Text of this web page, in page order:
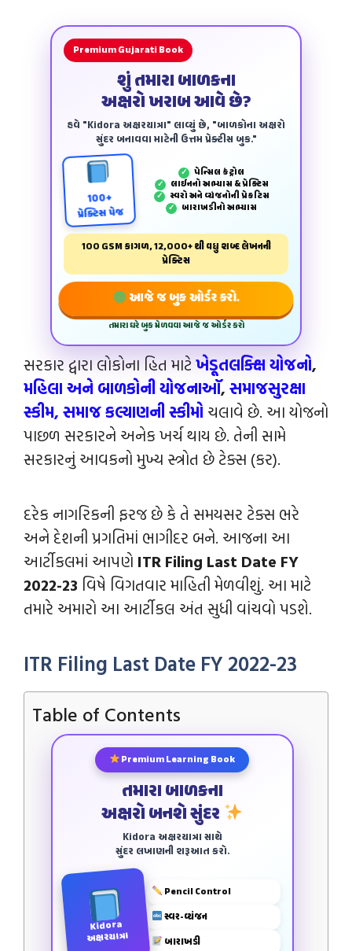
Premium Gujarati Book
શું તમારા બાળકના
અક્ષરો ખરાબ આવે છે?
હવે "Kidora અક્ષરયાત્રા" લાવ્યું છે, "બાળકોના અક્ષરો
સુંદર બનાવવા માટેની ઉત્તમ પ્રેક્ટીસ બુક."
100+
પ્રેક્ટિસ પેજ
✓ પેન્‍સિલ કંટ્રોલ
✓ લાઈનનો અભ્યાસ & પ્રેક્ટિસ
✓ સ્વરો અને વ્યંજનોની પ્રેકટિસ
✓ બારાખડીનો અભ્યાસ
100 GSM કાગળ, 12,000+ થી વધુ શબ્દ લેખનની
પ્રેક્ટિસ
આજે જ બુક ઓર્ડર કરો.
તમારા ઘરે બુક મેળવવા આજે જ ઓર્ડર કરો
સરકાર દ્વારા લોકોના હિત માટે ખેડૂતલક્ક્ષિ યોજનો,
મહિલા અને બાળકોની યોજનાઑ, સમાજસુરક્ષા
સ્કીમ, સમાજ કલ્યાણની સ્કીમો ચલાવે છે. આ યોજનો
પાછળ સરકારને અનેક ખર્ચ થાય છે. તેની સામે
સરકારનું આવકનો મુખ્ય સ્ત્રોત છે ટેક્સ (કર).
દરેક નાગરિકની ફરજ છે કે તે સમયસર ટેક્સ ભરે
અને દેશની પ્રગતિમાં ભાગીદર બને. આજના આ
આર્ટીકલમાં આપણે ITR Filing Last Date FY
2022-23 વિષે વિગતવાર માહિતી મેળવીશું. આ માટે
તમારે અમારો આ આર્ટીકલ અંત સુધી વાંચવો પડશે.
ITR Filing Last Date FY 2022-23
Table of Contents
Premium Learning Book
તમારા બાળકના
અક્ષરો બનશે સુંદર
Kidora અક્ષરયાત્રા સાથે
સુંદર લખાણની શરૂઆત કરો.
Kidora
અક્ષરયાત્રા
Pencil Control
સ્વર-વ્યંજન
બારાખડી